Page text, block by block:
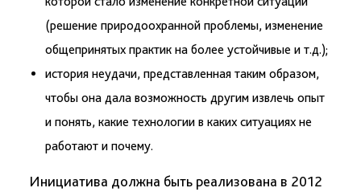
(решение природоохранной проблемы, изменение
общепринятых практик на более устойчивые и т.д.);
история неудачи, представленная таким образом,
чтобы она дала возможность другим извлечь опыт
и понять, какие технологии в каких ситуациях не
работают и почему.
Инициатива должна быть реализована в 2012